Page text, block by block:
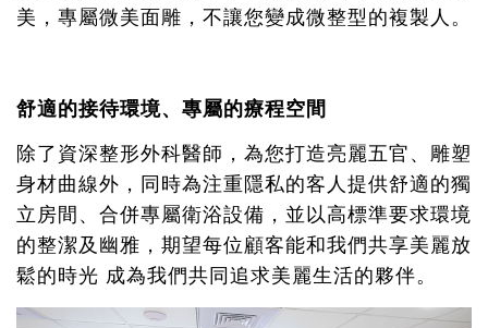
美，專屬微美面雕，不讓您變成微整型的複製人。
舒適的接待環境、專屬的療程空間
除了資深整形外科醫師，為您打造亮麗五官、雕塑
身材曲線外，同時為注重隱私的客人提供舒適的獨
立房間、合併專屬衛浴設備，並以高標準要求環境
的整潔及幽雅，期望每位顧客能和我們共享美麗放
鬆的時光 成為我們共同追求美麗生活的夥伴。